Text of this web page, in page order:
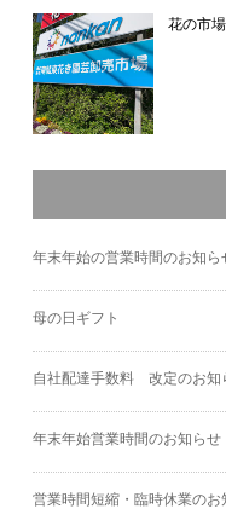
花の市場
年末年始の営業時間のお知ら
母の日ギフト
自社配達手数料 改定のお知
年末年始営業時間のお知らせ
営業時間短縮・臨時休業のお